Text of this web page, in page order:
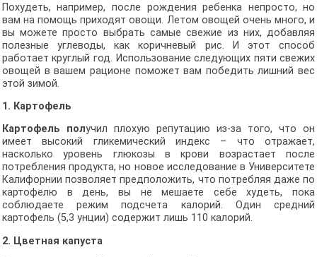
Похудеть, например, после рождения ребенка непросто, но
вам на помощь приходят овощи. Летом овощей очень много, и
вы можете просто выбрать самые свежие из них, добавляя
полезные углеводы, как коричневый рис. И этот способ
работает круглый год. Использование следующих пяти свежих
овощей в вашем рационе поможет вам победить лишний вес
этой зимой.
1. Картофель
Картофель получил плохую репутацию из-за того, что он
имеет высокий гликемический индекс – что отражает,
насколько уровень глюкозы в крови возрастает после
потребления продукта, но новое исследование в Университете
Калифорнии позволяет предположить, что потребляя даже по
картофелю в день, вы не мешаете себе худеть, пока
соблюдаете режим подсчета калорий. Один средний
картофель (5,3 унции) содержит лишь 110 калорий.
2. Цветная капуста